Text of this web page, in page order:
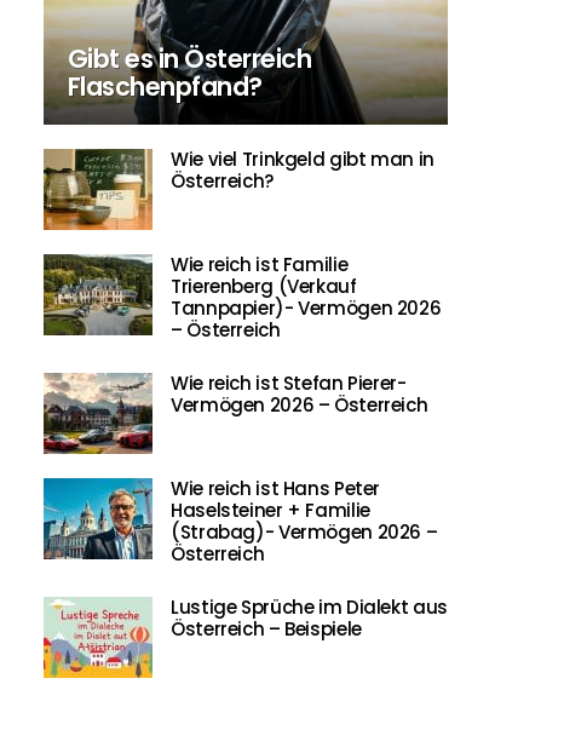
Gibt es in Österreich
Flaschenpfand?
Wie viel Trinkgeld gibt man in
Österreich?
Wie reich ist Familie
Trierenberg (Verkauf
Tannpapier)- Vermögen 2026
– Österreich
Wie reich ist Stefan Pierer-
Vermögen 2026 – Österreich
Wie reich ist Hans Peter
Haselsteiner + Familie
(Strabag)- Vermögen 2026 –
Österreich
Lustige Sprüche im Dialekt aus
Österreich – Beispiele